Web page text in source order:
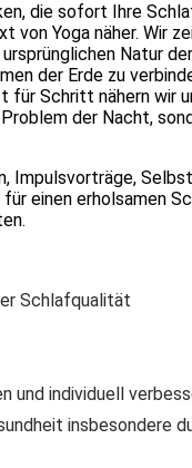
die sofort Ihre
von Yoga näher. Wir
Natur
der Erde zu
für Schritt nähern wir
der Nacht,
Impulsvorträge,
einen erholsamen
Schlafqualität
und individuell
insbesondere